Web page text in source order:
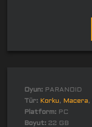
Oyun: PARANOID
Tür: Korku, Macera,
Platform: PC
Boyut: 22 GB